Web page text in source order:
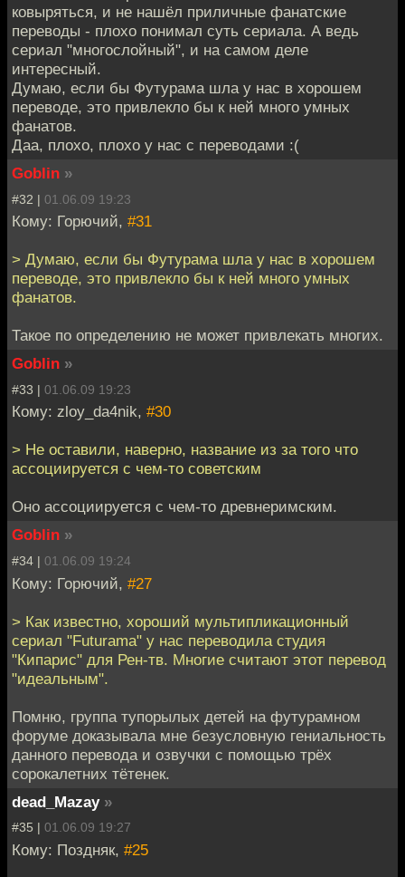
ковыряться, и не нашёл приличные фанатские
переводы - плохо понимал суть сериала. А ведь
сериал "многослойный", и на самом деле
интересный.
Думаю, если бы Футурама шла у нас в хорошем
переводе, это привлекло бы к ней много умных
фанатов.
Даа, плохо, плохо у нас с переводами :(
Goblin »
#32 | 01.06.09 19:23
Кому: Горючий, #31
> Думаю, если бы Футурама шла у нас в хорошем
переводе, это привлекло бы к ней много умных
фанатов.
Такое по определению не может привлекать многих.
Goblin »
#33 | 01.06.09 19:23
Кому: zloy_da4nik, #30
> Не оставили, наверно, название из за того что
ассоциируется с чем-то советским
Оно ассоциируется с чем-то древнеримским.
Goblin »
#34 | 01.06.09 19:24
Кому: Горючий, #27
> Как известно, хороший мультипликационный
сериал "Futurama" у нас переводила студия
"Кипарис" для Рен-тв. Многие считают этот перевод
"идеальным".
Помню, группа тупорылых детей на футурамном
форуме доказывала мне безусловную гениальность
данного перевода и озвучки с помощью трёх
сорокалетних тётенек.
dead_Mazay »
#35 | 01.06.09 19:27
Кому: Поздняк, #25